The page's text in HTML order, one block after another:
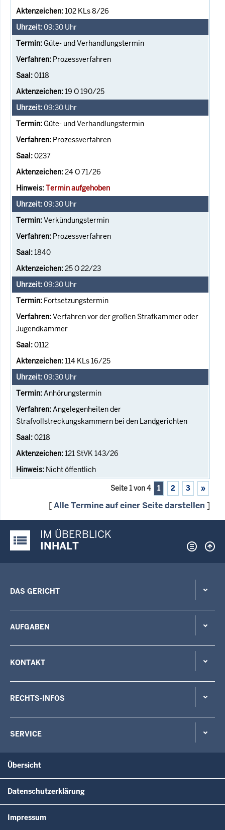
102 KLs 8/26
09:30 Uhr
Güte- und Verhandlungstermin
Prozessverfahren
0118
19 O 190/25
09:30 Uhr
Güte- und Verhandlungstermin
Prozessverfahren
0237
24 O 71/26
Termin aufgehoben
09:30 Uhr
Verkündungstermin
Prozessverfahren
1840
25 O 22/23
09:30 Uhr
Fortsetzungstermin
Verfahren vor der großen Strafkammer oder
Jugendkammer
0112
114 KLs 16/25
09:30 Uhr
Anhörungstermin
Angelegenheiten der
Strafvollstreckungskammern bei den Landgerichten
0218
121 StVK 143/26
Nicht öffentlich
Seite 1 von 4 1 2 3 »
[Alle Termine auf einer Seite darstellen ]
Justiz-Portal im Überblick:
IM ÜBERBLICK
INHALT
DAS GERICHT
AUFGABEN
KONTAKT
RECHTS-INFOS
SERVICE
Übersicht
Datenschutzerklärung
Impressum